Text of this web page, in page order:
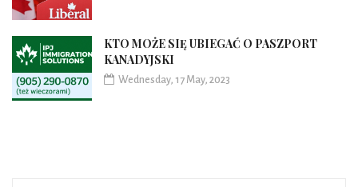
KTO MOŻE SIĘ UBIEGAĆ O PASZPORT
KANADYJSKI
Wednesday, 17 May, 2023